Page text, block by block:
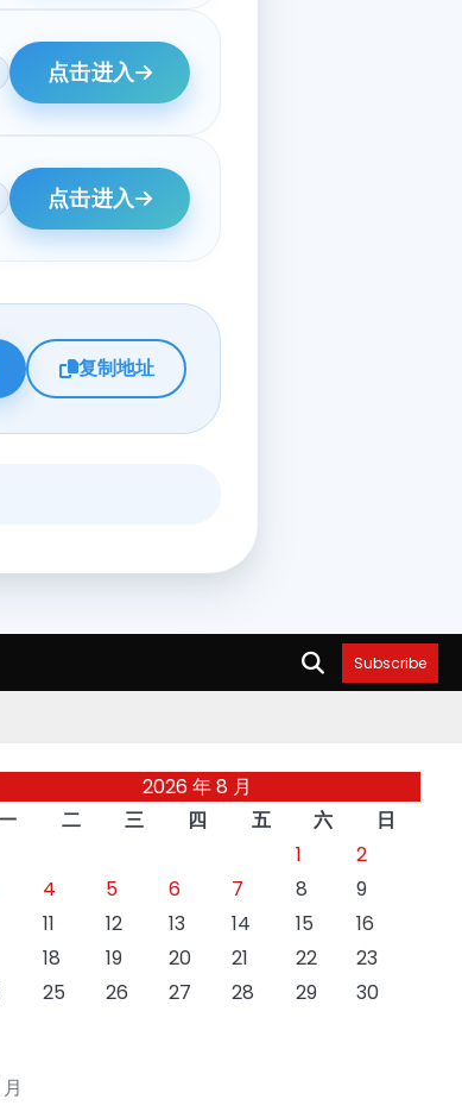
Subscribe
2026 年 8 月
二 三 四 五 六
日
1
2
4 5 6 7 8
9
11 12 13 14 15
16
18 19 20 21 22
23
25 26 27 28 29
30